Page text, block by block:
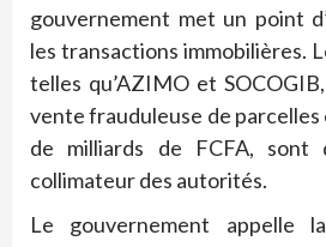
gouvernement met un point
les transactions immobilières.
telles qu’AZIMO et
vente frauduleuse de
de milliards de FCFA, sont
collimateur des autorités.
Le gouvernement appelle